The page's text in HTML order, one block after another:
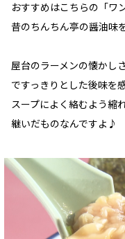
おすすめはこちらの「ワ
昔のちんちん亭の醤油味
屋台のラーメンの懐かし
ですっきりとした後味を
スープによく絡むよう縮
継いだものなんですよ♪